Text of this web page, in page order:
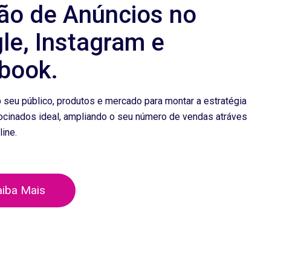
de Anúncios no
Instagram e
seu público, produtos e mercado para montar a estratégia
ideal, ampliando o seu número de vendas atráves
Mais